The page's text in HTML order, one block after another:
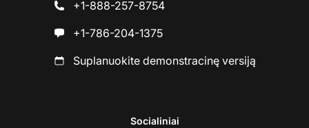
+1-888-257-8754
+1-786-204-1375
Suplanuokite demonstracinę versiją
Socialiniai